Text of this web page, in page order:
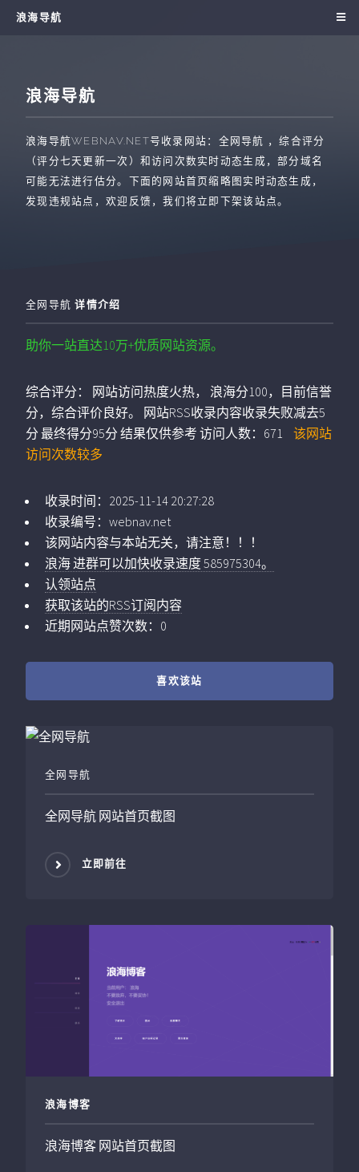
浪海导航
浪海导航
浪海导航WEBNAV.NET号收录网站： 全网导航 ，综合评分
（评分七天更新一次）和访问次数实时动态生成，部分域名
可能无法进行估分。下面的网站首页缩略图实时动态生成，
发现违规站点，欢迎反馈，我们将立即下架该站点。
全网导航 详情介绍
助你一站直达10万+优质网站资源。
综合评分：
网站访问热度火热， 浪海分100，目前信誉
分，综合评价良好。 网站RSS收录内容收录失败减去5
分 最终得分95分 结果仅供参考 访问人数： 671
该网站
访问次数较多
收录时间： 2025-11-14 20:27:28
收录编号： webnav.net
该网站内容与本站无关，请注意！！！
浪海 进群可以加快收录速度 585975304。
认领站点
获取该站的RSS订阅内容
近期网站点赞次数：0
喜欢该站
全网导航
全网导航 网站首页截图
立即前往
浪海博客
浪海博客 网站首页截图